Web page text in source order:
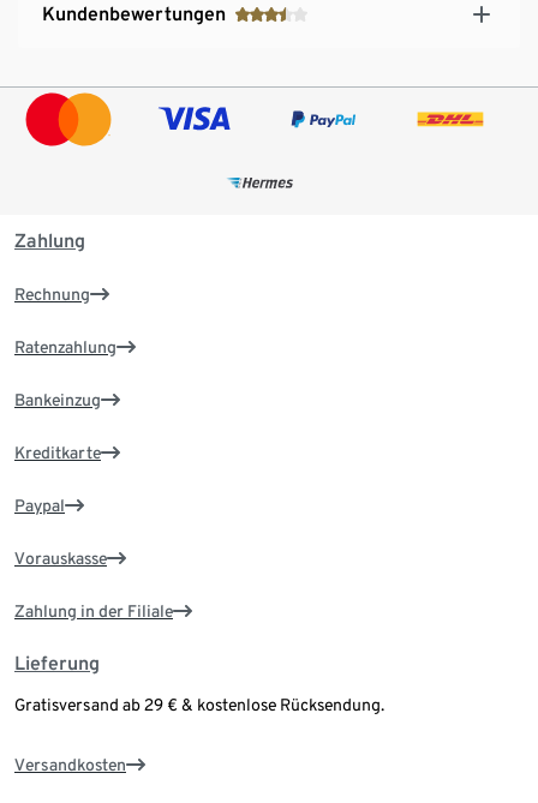
Kundenbewertungen
Zahlung
Rechnung
Ratenzahlung
Bankeinzug
Kreditkarte
Paypal
Vorauskasse
Zahlung in der Filiale
Lieferung
Gratisversand ab 29 € & kostenlose Rücksendung.
Versandkosten